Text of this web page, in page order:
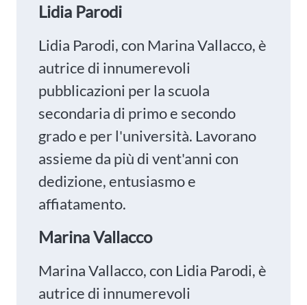
Lidia Parodi
Lidia Parodi, con Marina Vallacco, è
autrice di innumerevoli
pubblicazioni per la scuola
secondaria di primo e secondo
grado e per l'università. Lavorano
assieme da più di vent'anni con
dedizione, entusiasmo e
affiatamento.
Marina Vallacco
Marina Vallacco, con Lidia Parodi, è
autrice di innumerevoli